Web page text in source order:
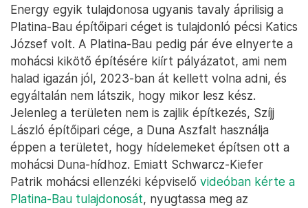
Energy egyik tulajdonosa ugyanis tavaly áprilisig a
Platina-Bau építőipari céget is tulajdonló pécsi Katics
József volt. A Platina-Bau pedig pár éve elnyerte a
mohácsi kikötő építésére kiírt pályázatot, ami nem
halad igazán jól, 2023-ban át kellett volna adni, és
egyáltalán nem látszik, hogy mikor lesz kész.
Jelenleg a területen nem is zajlik építkezés, Szíjj
László építőipari cége, a Duna Aszfalt használja
éppen a területet, hogy hídelemeket építsen ott a
mohácsi Duna-hídhoz. Emiatt Schwarcz-Kiefer
Patrik mohácsi ellenzéki képviselő videóban kérte a
Platina-Bau tulajdonosát, nyugtassa meg az